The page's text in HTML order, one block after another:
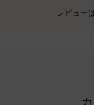
レビュー